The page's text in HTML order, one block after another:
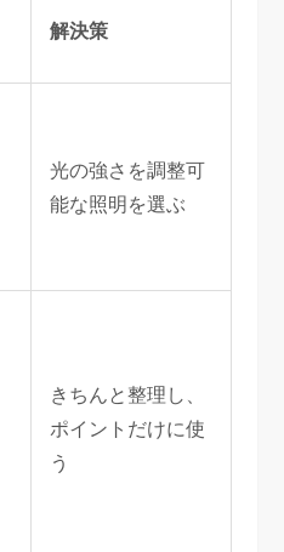
解決策
光の強さを調整可
能な照明を選ぶ
きちんと整理し、
ポイントだけに使
う